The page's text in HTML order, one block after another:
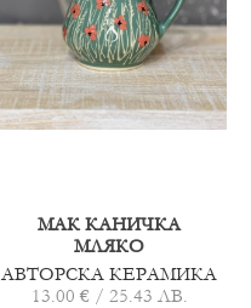
МАК КАНИЧКА
МЛЯКО
АВТОРСКА КЕРАМИКА
13.00 € / 25.43 ЛВ.